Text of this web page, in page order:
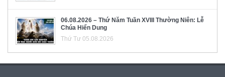
06.08.2026 – Thứ Năm Tuần XVIII Thường Niên: Lễ
Chúa Hiển Dung
Thứ Tư 05.08.2026